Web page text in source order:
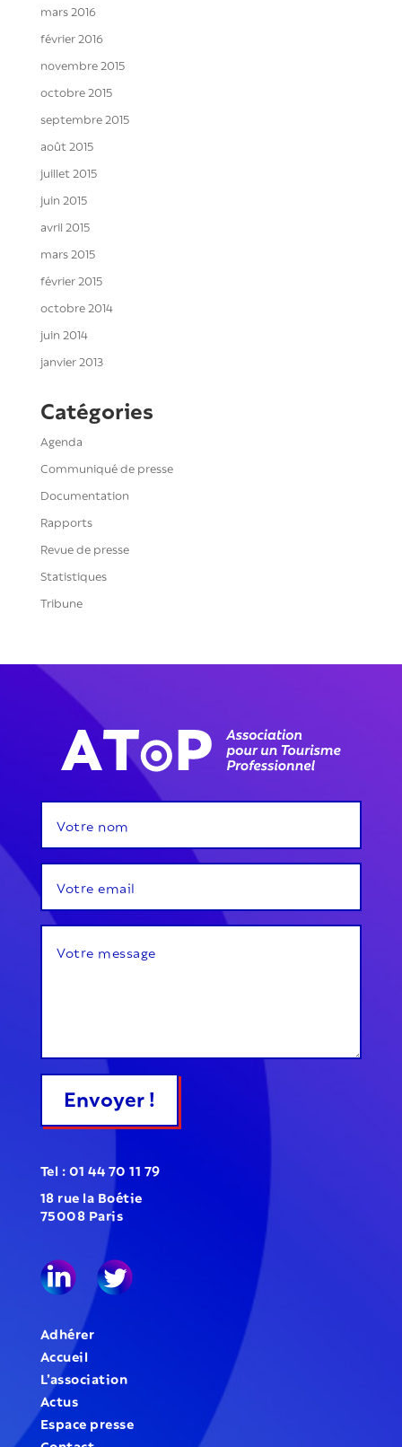
mars 2016
février 2016
novembre 2015
octobre 2015
septembre 2015
août 2015
juillet 2015
juin 2015
avril 2015
mars 2015
février 2015
octobre 2014
juin 2014
janvier 2013
Catégories
Agenda
Communiqué de presse
Documentation
Rapports
Revue de presse
Statistiques
Tribune
Envoyer !
Tel : 01 44 70 11 79
18 rue la Boétie
75008 Paris
Adhérer
Accueil
L’association
Actus
Espace presse